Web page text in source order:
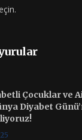
Çocuklar ve
Diyabet